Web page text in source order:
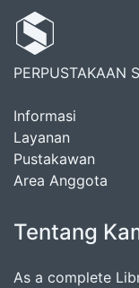
PERPUSTAKAAN
Informasi
Layanan
Pustakawan
Area Anggota
Tentang
As a complete